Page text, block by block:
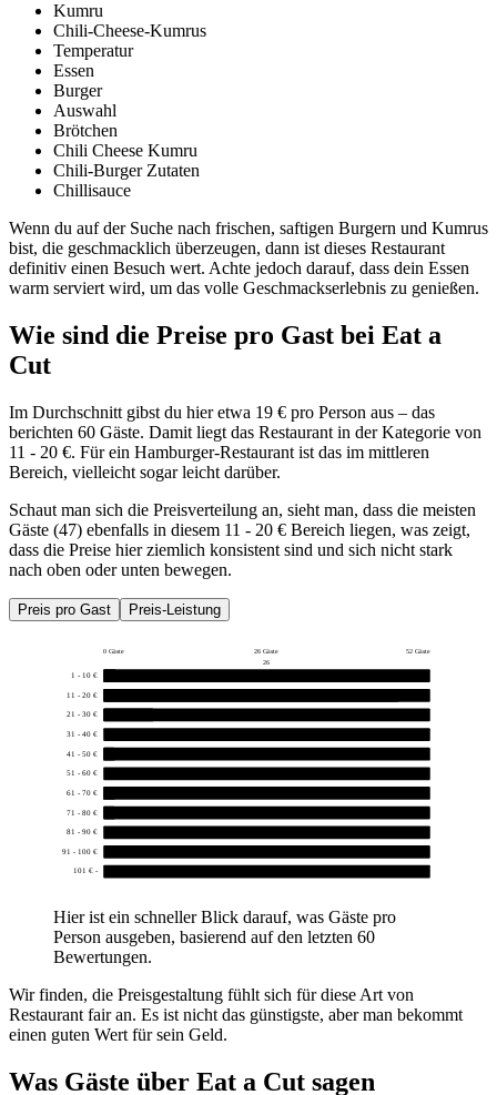
Kumru
Chili-Cheese-Kumrus
Temperatur
Essen
Burger
Auswahl
Brötchen
Chili Cheese Kumru
Chili-Burger Zutaten
Chillisauce
Wenn du auf der Suche nach frischen, saftigen Burgern und Kumrus
bist, die geschmacklich überzeugen, dann ist dieses Restaurant
definitiv einen Besuch wert. Achte jedoch darauf, dass dein Essen
warm serviert wird, um das volle Geschmackserlebnis zu genießen.
Wie sind die Preise pro Gast bei Eat a
Cut
Im Durchschnitt gibst du hier etwa 19 € pro Person aus – das
berichten 60 Gäste. Damit liegt das Restaurant in der Kategorie von
11 - 20 €. Für ein Hamburger-Restaurant ist das im mittleren
Bereich, vielleicht sogar leicht darüber.
Schaut man sich die Preisverteilung an, sieht man, dass die meisten
Gäste (47) ebenfalls in diesem 11 - 20 € Bereich liegen, was zeigt,
dass die Preise hier ziemlich konsistent sind und sich nicht stark
nach oben oder unten bewegen.
Preis pro Gast Preis-Leistung
0 Gäste 26 Gäste
52 Gäste
26
1 - 10 €
11 - 20 €
21 - 30 €
31 - 40 €
41 - 50 €
51 - 60 €
61 - 70 €
71 - 80 €
81 - 90 €
91 - 100 €
101 € -
Hier ist ein schneller Blick darauf, was Gäste pro
Person ausgeben, basierend auf den letzten 60
Bewertungen.
Wir finden, die Preisgestaltung fühlt sich für diese Art von
Restaurant fair an. Es ist nicht das günstigste, aber man bekommt
einen guten Wert für sein Geld.
Was Gäste über Eat a Cut sagen